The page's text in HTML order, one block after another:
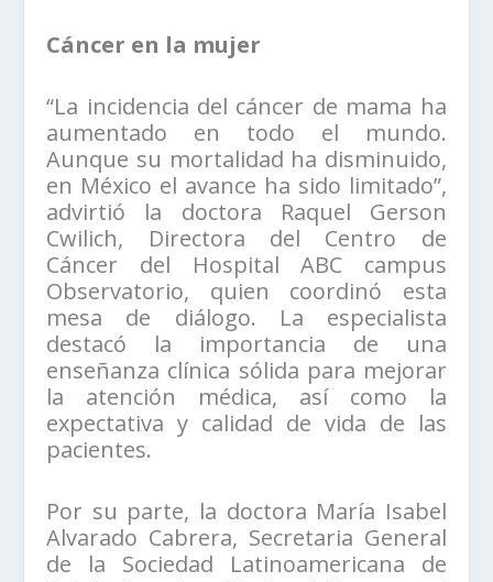
Cáncer en la mujer
“La incidencia del cáncer de mama ha
aumentado en todo el mundo.
Aunque su mortalidad ha disminuido,
en México el avance ha sido limitado”,
advirtió la doctora Raquel Gerson
Cwilich, Directora del Centro de
Cáncer del Hospital ABC campus
Observatorio, quien coordinó esta
mesa de diálogo. La especialista
destacó la importancia de una
enseñanza clínica sólida para mejorar
la atención médica, así como la
expectativa y calidad de vida de las
pacientes.
Por su parte, la doctora María Isabel
Alvarado Cabrera, Secretaria General
de la Sociedad Latinoamericana de